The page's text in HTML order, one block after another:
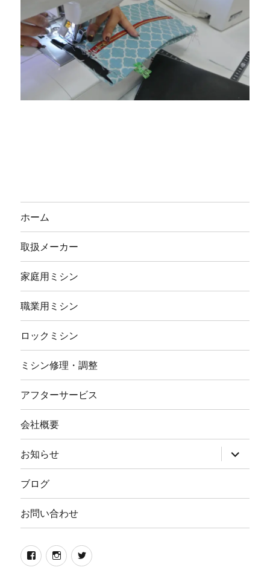
ホーム
取扱メーカー
家庭用ミシン
職業用ミシン
ロックミシン
ミシン修理・調整
アフターサービス
会社概要
お知らせ
ブ
メ
ー
開
ブログ
お問い合わせ
Facebook
イ
twitter